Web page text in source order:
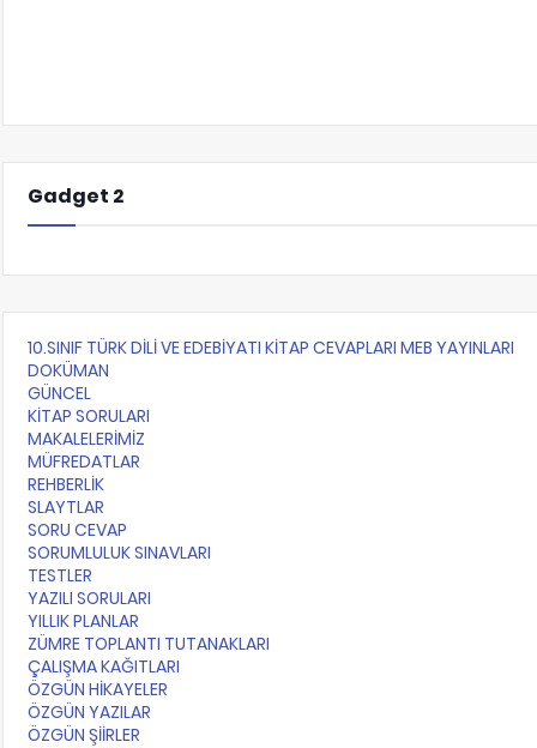
Gadget 2
10.SINIF TÜRK DİLİ VE EDEBİYATI KİTAP CEVAPLARI MEB YAYINLARI
DOKÜMAN
GÜNCEL
KİTAP SORULARI
MAKALELERİMİZ
MÜFREDATLAR
REHBERLİK
SLAYTLAR
SORU CEVAP
SORUMLULUK SINAVLARI
TESTLER
YAZILI SORULARI
YILLIK PLANLAR
ZÜMRE TOPLANTI TUTANAKLARI
ÇALIŞMA KAĞITLARI
ÖZGÜN HİKAYELER
ÖZGÜN YAZILAR
ÖZGÜN ŞİİRLER